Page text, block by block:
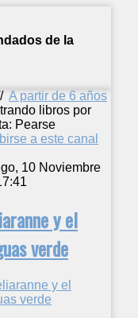
de la
A partir de 6 años
libros por
Pearse
a este canal
10 Noviembre
y el
verde